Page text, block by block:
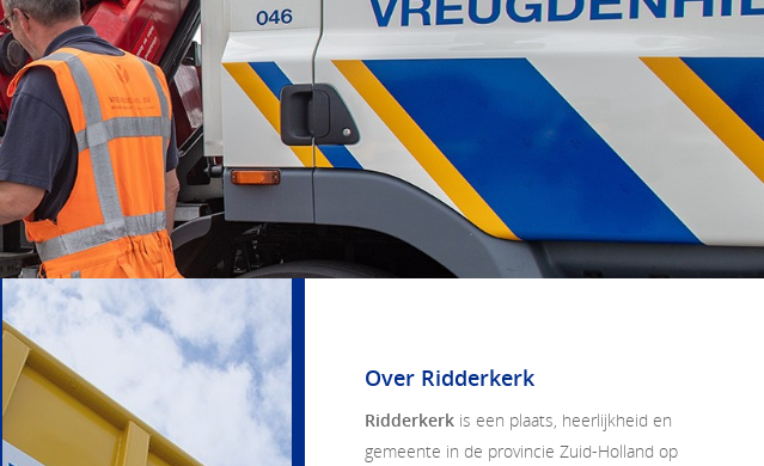
Over Ridderkerk
Ridderkerk is een plaats, heerlijkheid en
gemeente in de provincie Zuid-Holland op